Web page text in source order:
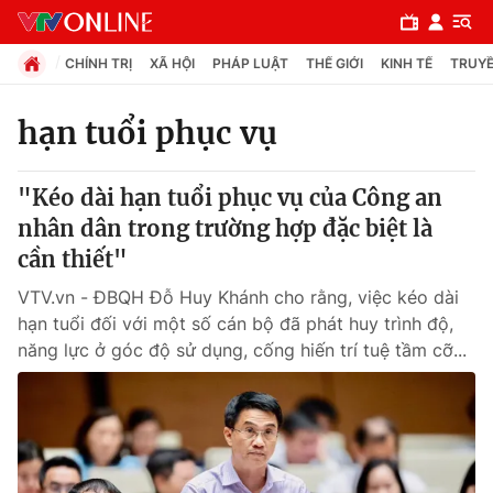
Chuyên mục
Chính trị
Pháp luật
Thế giới
CHÍNH TRỊ XÃ HỘI PHÁP LUẬT THẾ GIỚI KINH TẾ
hạn tuổi phục vụ
"Kéo dài hạn tuổi phục vụ của Công an
nhân dân trong trường hợp đặc biệt là
cần thiết"
VTV.vn - ĐBQH Đỗ Huy Khánh cho rằng, việc kéo dài
hạn tuổi đối với một số cán bộ đã phát huy trình độ,
năng lực ở góc độ sử dụng, cống hiến trí tuệ tầm cỡ...